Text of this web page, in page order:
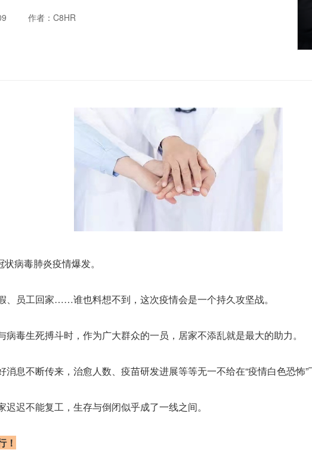
作者：C8HR
病毒肺炎疫情爆发。
、员工回家……谁也料想不到，这次疫情会是一个持久攻坚战。
病毒生死搏斗时，作为广大群众的一员，居家不添乱就是最大的助力。
消息不断传来，治愈人数、疫苗研发进展等等无一不给在“疫情白色恐怖”
迟迟不能复工，生存与倒闭似乎成了一线之间。
！